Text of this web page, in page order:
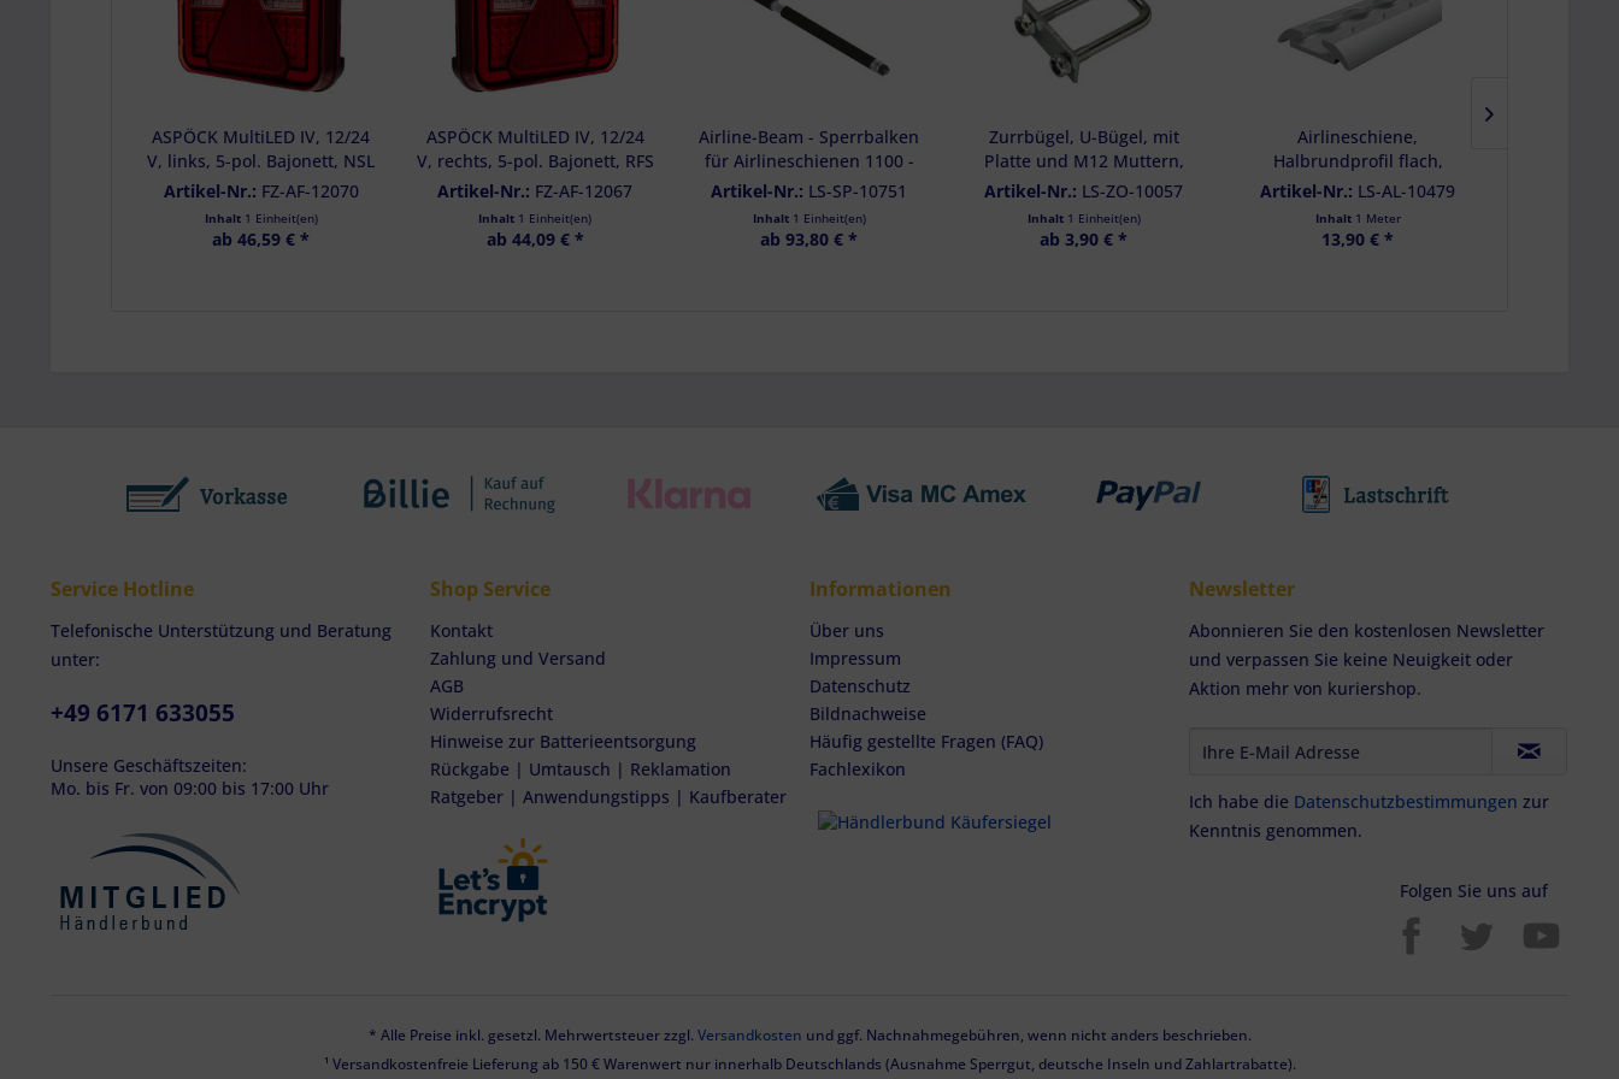
ASPÖCK MultiLED IV, 12/24
V, links, 5-pol. Bajonett, NSL
- 34-8941-027
Artikel-Nr.: FZ-AF-12070
Inhalt 1 Einheit(en)
ab 46,59 € *
ASPÖCK MultiLED IV, 12/24
V, rechts, 5-pol. Bajonett, RFS
- 34-8940-027
Artikel-Nr.: FZ-AF-12067
Inhalt 1 Einheit(en)
ab 44,09 € *
Airline-Beam - Sperrbalken
für Airlineschienen 1100 -
1660 mm
Artikel-Nr.: LS-SP-10751
Inhalt 1 Einheit(en)
ab 93,80 € *
Zurrbügel, U-Bügel, mit
Platte und M12 Muttern,
verzinkt, LC 800 daN
Artikel-Nr.: LS-ZO-10057
Inhalt 1 Einheit(en)
ab 3,90 € *
Airlineschiene,
Halbrundprofil flach,
eloxiert, Länge 1 m
Artikel-Nr.: LS-AL-10479
Inhalt 1 Meter
13,90 € *
Service Hotline
Telefonische Unterstützung und Beratung
unter:
+49 6171 633055
Unsere Geschäftszeiten:
Mo. bis Fr. von 09:00 bis 17:00 Uhr
Shop Service
Kontakt
Zahlung und Versand
AGB
Widerrufsrecht
Hinweise zur Batterieentsorgung
Rückgabe | Umtausch | Reklamation
Ratgeber | Anwendungstipps | Kaufberater
Informationen
Über uns
Impressum
Datenschutz
Bildnachweise
Häufig gestellte Fragen (FAQ)
Fachlexikon
Newsletter
Abonnieren Sie den kostenlosen Newsletter
und verpassen Sie keine Neuigkeit oder
Aktion mehr von kuriershop.
Ich habe die Datenschutzbestimmungen zur
Kenntnis genommen.
Folgen Sie uns auf
* Alle Preise inkl. gesetzl. Mehrwertsteuer zzgl. Versandkosten und ggf. Nachnahmegebühren, wenn nicht anders beschrieben.
¹ Versandkostenfreie Lieferung ab 150 € Warenwert nur innerhalb Deutschlands (Ausnahme Sperrgut, deutsche Inseln und Zahlartrabatte).
Entwicklung und Verbesserung der Angebote
Verwendung reduzierter Daten zur Auswahl von Inhalten
Besondere Features:
Verwendung genauer Standortdaten
Endgeräteeigenschaften zur Identifikation aktiv abfragen